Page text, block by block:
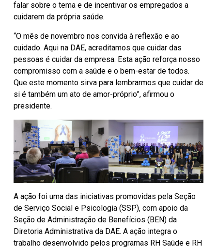
falar sobre o tema e de incentivar os empregados a
cuidarem da própria saúde.
“O mês de novembro nos convida à reflexão e ao
cuidado. Aqui na DAE, acreditamos que cuidar das
pessoas é cuidar da empresa. Esta ação reforça nosso
compromisso com a saúde e o bem-estar de todos.
Que este momento sirva para lembrarmos que cuidar de
si é também um ato de amor-próprio”, afirmou o
presidente.
A ação foi uma das iniciativas promovidas pela Seção
de Serviço Social e Psicologia (SSP), com apoio da
Seção de Administração de Benefícios (BEN) da
Diretoria Administrativa da DAE. A ação integra o
trabalho desenvolvido pelos programas RH Saúde e RH